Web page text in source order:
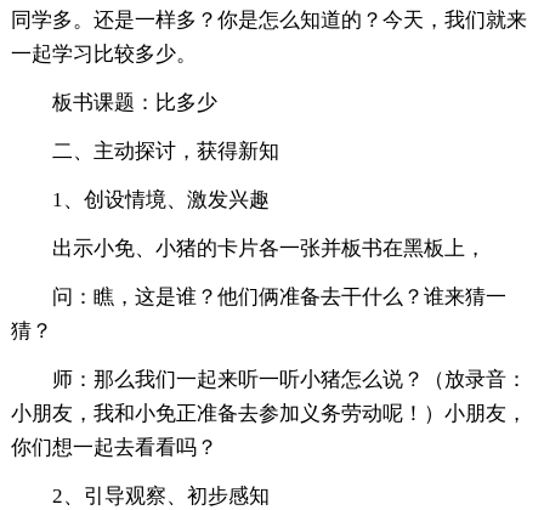
同学多。还是一样多？你是怎么知道的？今天，我们就来
一起学习比较多少。
板书课题：比多少
二、主动探讨，获得新知
1、创设情境、激发兴趣
出示小免、小猪的卡片各一张并板书在黑板上，
问：瞧，这是谁？他们俩准备去干什么？谁来猜一
猜？
师：那么我们一起来听一听小猪怎么说？（放录音：
小朋友，我和小免正准备去参加义务劳动呢！）小朋友，
你们想一起去看看吗？
2、引导观察、初步感知